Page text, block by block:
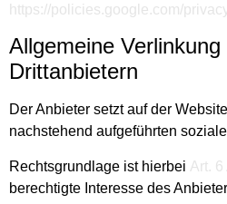
https://policies.google.com/
Allgemeine
Drittanbietern
Der Anbieter setzt auf der
nachstehend aufgeführten
Rechtsgrundlage ist hierbei Art.
berechtigte Interesse des